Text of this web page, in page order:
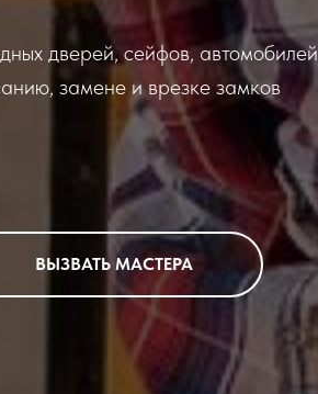
дверей, сейфов, автомобилей
замене и врезке замков
ВЫЗВАТЬ МАСТЕРА